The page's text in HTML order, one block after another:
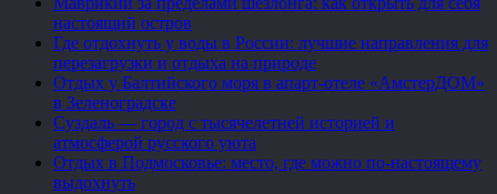
настоящий остров
Где отдохнуть у воды в России: лучшие направления для
перезагрузки и отдыха на природе
Отдых у Балтийского моря в апарт-отеле «АмстерДОМ»
в Зеленоградске
Суздаль — город с тысячелетней историей и
атмосферой русского уюта
Отдых в Подмосковье: место, где можно по-настоящему
выдохнуть